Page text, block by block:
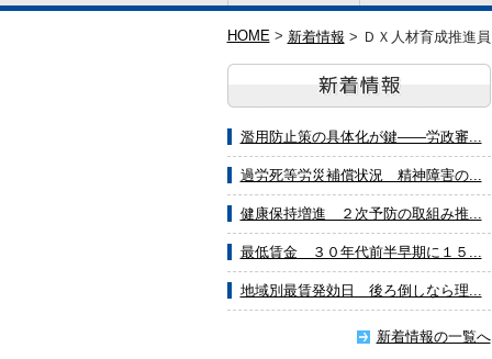
HOME> 新着情報 > ＤＸ人材育成推進
濫用防止策の具体化が鍵――労政審...
過労死等労災補償状況 精神障害の...
健康保持増進 ２次予防の取組み推...
最低賃金 ３０年代前半早期に１５...
地域別最賃発効日 後ろ倒しなら理...
新着情報の一覧へ